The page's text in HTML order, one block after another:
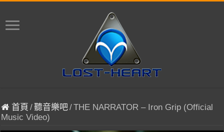
首頁 /聽音樂吧/THE NARRATOR – Iron Grip (Official
Music Video)